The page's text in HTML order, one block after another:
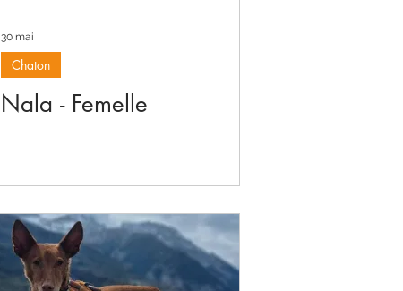
30 mai
Chaton
Nala - Femelle